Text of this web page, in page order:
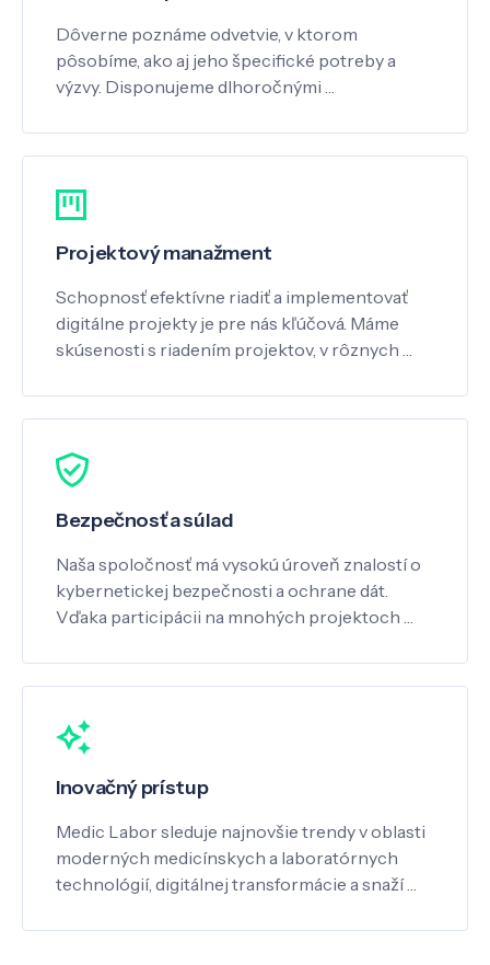
Dôverne poznáme odvetvie, v ktorom
pôsobíme, ako aj jeho špecifické potreby a
výzvy. Disponujeme dlhoročnými …
Projektový manažment
Schopnosť efektívne riadiť a implementovať
digitálne projekty je pre nás kľúčová. Máme
skúsenosti s riadením projektov, v rôznych …
Bezpečnosť a súlad
Naša spoločnosť má vysokú úroveň znalostí o
kybernetickej bezpečnosti a ochrane dát.
Vďaka participácii na mnohých projektoch …
Inovačný prístup
Medic Labor sleduje najnovšie trendy v oblasti
moderných medicínskych a laboratórnych
technológií, digitálnej transformácie a snaží …